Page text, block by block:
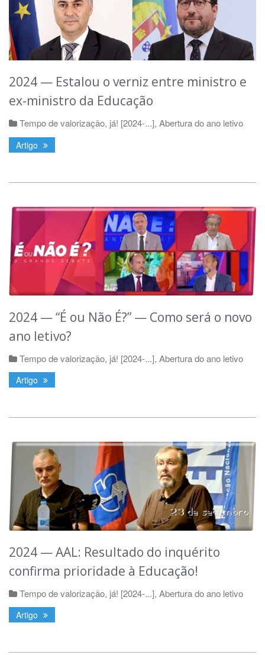
2024 — Estalou o verniz entre ministro e
ex-ministro da Educação
Tempo de valorização, já! [2024-...], Abertura do ano letivo
Artigo
2024 — “É ou Não É?” — Como será o novo
ano letivo?
Tempo de valorização, já! [2024-...], Abertura do ano letivo
Artigo
2024 — AAL: Resultado do inquérito
confirma prioridade à Educação!
Tempo de valorização, já! [2024-...], Abertura do ano letivo
Artigo